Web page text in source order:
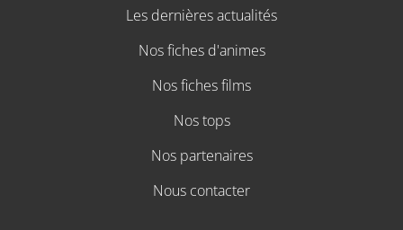
Les dernières actualités
Nos fiches d'animes
Nos fiches films
Nos tops
Nos partenaires
Nous contacter